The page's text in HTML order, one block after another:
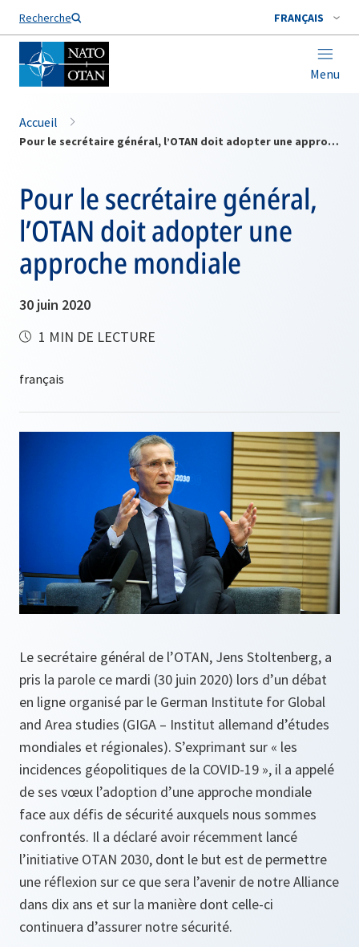
Recherche FRANÇAIS
Menu
Nom de famille*
Accueil
Pour le secrétaire général, l’OTAN doit adopter une approche mondiale
Pour le secrétaire général,
l’OTAN doit adopter une
approche mondiale
30 juin 2020
1 MIN DE LECTURE
Le secrétaire général de l’OTAN, Jens Stoltenberg, a
pris la parole ce mardi (30 juin 2020) lors d’un débat
en ligne organisé par le German Institute for Global
and Area studies (GIGA – Institut allemand d’études
mondiales et régionales). S’exprimant sur « les
incidences géopolitiques de la COVID-19 », il a appelé
de ses vœux l’adoption d’une approche mondiale
face aux défis de sécurité auxquels nous sommes
confrontés. Il a déclaré avoir récemment lancé
l’initiative OTAN 2030, dont le but est de permettre
une réflexion sur ce que sera l’avenir de notre Alliance
dans dix ans et sur la manière dont celle-ci
continuera d’assurer notre sécurité.